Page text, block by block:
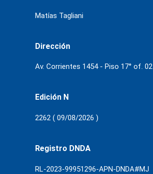
Matías Tagliani
Dirección
Av. Corrientes 1454 - Piso 17° of. 02
Edición N
2262 ( 09/08/2026 )
Registro DNDA
RL-2023-99951296-APN-DNDA#MJ